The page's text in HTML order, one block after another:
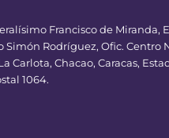
Francisco de Miranda,
Simón Rodríguez, Ofic. Centro
Carlota, Chacao, Caracas,
1064.